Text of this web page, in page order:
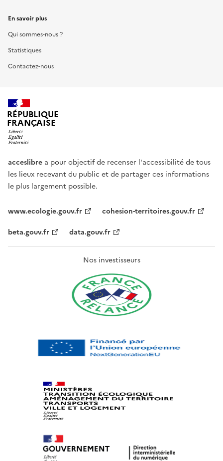
En savoir plus
Qui sommes-nous ?
Statistiques
Contactez-nous
RÉPUBLIQUE
FRANÇAISE
acceslibre a pour objectif de recenser l'accessibilité de tous
les lieux recevant du public et de partager ces informations
le plus largement possible.
www.ecologie.gouv.fr
cohesion-territoires.gouv.fr
beta.gouv.fr
data.gouv.fr
Nos investisseurs